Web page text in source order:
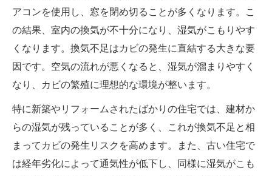
アコンを使用し、窓を閉め切ることが多くなります。こ
の結果、室内の換気が不十分になり、湿気がこもりやす
くなります。換気不足はカビの発生に直結する大きな要
因です。空気の流れが悪くなると、湿気が溜まりやすく
なり、カビの繁殖に理想的な環境が整います。
特に新築やリフォームされたばかりの住宅では、建材か
らの湿気が残っていることが多く、これが換気不足と相
まってカビの発生リスクを高めます。また、古い住宅で
は経年劣化によって通気性が低下し、同様に湿気がこも